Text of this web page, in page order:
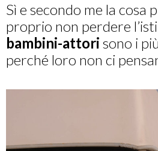
Sì e secondo me la cosa
proprio non perdere
bambini-attori sono i
perché loro non ci